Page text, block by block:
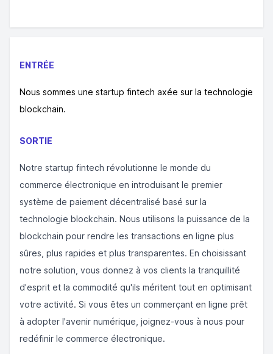
ENTRÉE
Nous sommes une startup fintech axée sur la technologie
blockchain.
SORTIE
Notre startup fintech révolutionne le monde du
commerce électronique en introduisant le premier
système de paiement décentralisé basé sur la
technologie blockchain. Nous utilisons la puissance de la
blockchain pour rendre les transactions en ligne plus
sûres, plus rapides et plus transparentes. En choisissant
notre solution, vous donnez à vos clients la tranquillité
d'esprit et la commodité qu'ils méritent tout en optimisant
votre activité. Si vous êtes un commerçant en ligne prêt
à adopter l'avenir numérique, joignez-vous à nous pour
redéfinir le commerce électronique.